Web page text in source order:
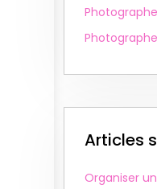
Articles
Organiser